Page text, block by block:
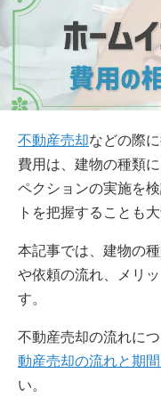
不動産売却などの際に
費用は、建物の種類
ペクションの実施を
トを把握することも大
本記事では、建物の
や依頼の流れ、メリ
す。
不動産売却の流れに
動産売却の流れと期
い。